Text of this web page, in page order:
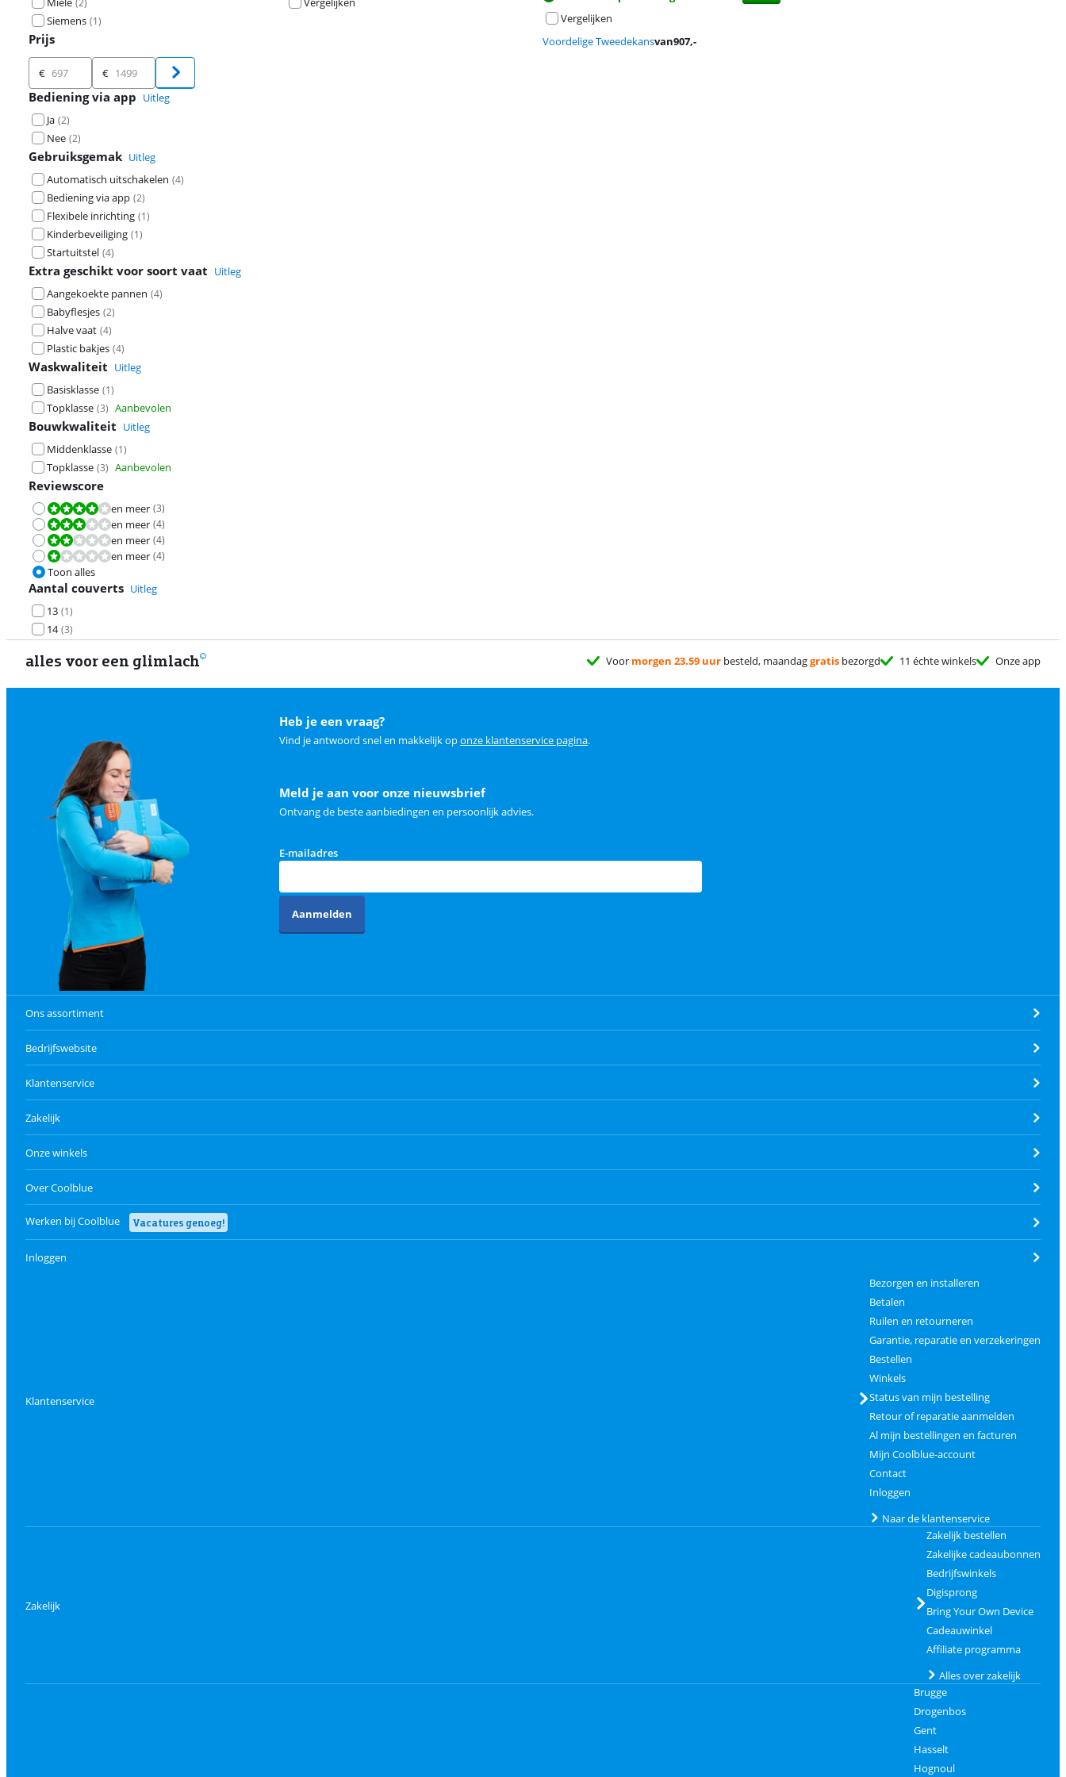
(2)
Siemens (1)
Prijs
Prijs
€ €
Bediening via app Uitleg
Ja (2)
Nee (2)
Gebruiksgemak Uitleg
Automatisch uitschakelen (4)
Bediening via app (2)
Flexibele inrichting (1)
Kinderbeveiliging (1)
Startuitstel (4)
Extra geschikt voor soort vaat Uitleg
Aangekoekte pannen (4)
Babyflesjes (2)
Halve vaat (4)
Plastic bakjes (4)
Waskwaliteit Uitleg
Basisklasse (1)
Topklasse (3) Aanbevolen
Bouwkwaliteit Uitleg
Middenklasse (1)
Topklasse (3) Aanbevolen
Reviewscore
Beoordeling is 8,0 van de 10.
en meer (3)
Beoordeling is 6,0 van de 10.
en meer (4)
Beoordeling is 4,0 van de 10.
en meer (4)
Beoordeling is 2,0 van de 10.
en meer (4)
Toon alles
Aantal couverts Uitleg
13 (1)
14 (3)
Vergelijken
Voordelige Tweedekansvan907,-
alles voor een glimlach Voor morgen 23.59 uur besteld, maandaggratis bezorgd 11 échte winkels Onze app
Heb je een vraag?
Vind je antwoord snel en makkelijk oponze klantenservice pagina.
Meld je aan voor onze nieuwsbrief
Ontvang de beste aanbiedingen en persoonlijk advies.
E-mailadres
Aanmelden
Ons assortiment
Bedrijfswebsite
Klantenservice
Zakelijk
Onze winkels
Over Coolblue
Werken bij Coolblue Vacatures genoeg!
Inloggen
Klantenservice
Bezorgen en installeren
Betalen
Ruilen en retourneren
Garantie, reparatie en verzekeringen
Bestellen
Winkels
Status van mijn bestelling
Retour of reparatie aanmelden
Al mijn bestellingen en facturen
Mijn Coolblue-account
Contact
Inloggen
Naar de klantenservice
Zakelijk
Zakelijk bestellen
Zakelijke cadeaubonnen
Bedrijfswinkels
Digisprong
Bring Your Own Device
Cadeauwinkel
Affiliate programma
Alles over zakelijk
Brugge
Drogenbos
Gent
Hasselt
Hognoul